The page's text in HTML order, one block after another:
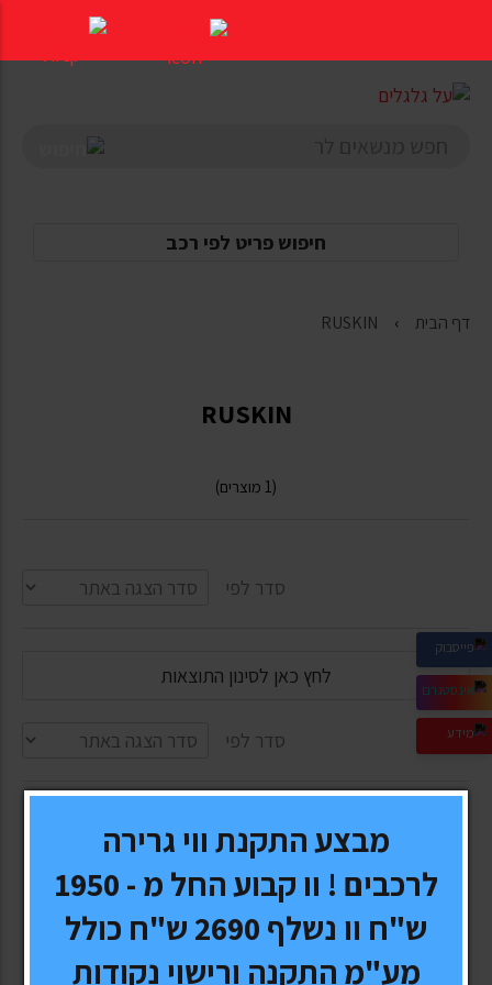
העמוד
חיפוש פריט לפי רכב
דף הבית RUSKIN
RUSKIN
(1 מוצרים)
סדר לפי
לחץ כאן לסינון התוצאות
סדר לפי
מבצע התקנת ווי גרירה
לרכבים ! וו קבוע החל מ - 1950
ש"ח וו נשלף 2690 ש"ח כולל
מע"מ התקנה ורישוי נקודות